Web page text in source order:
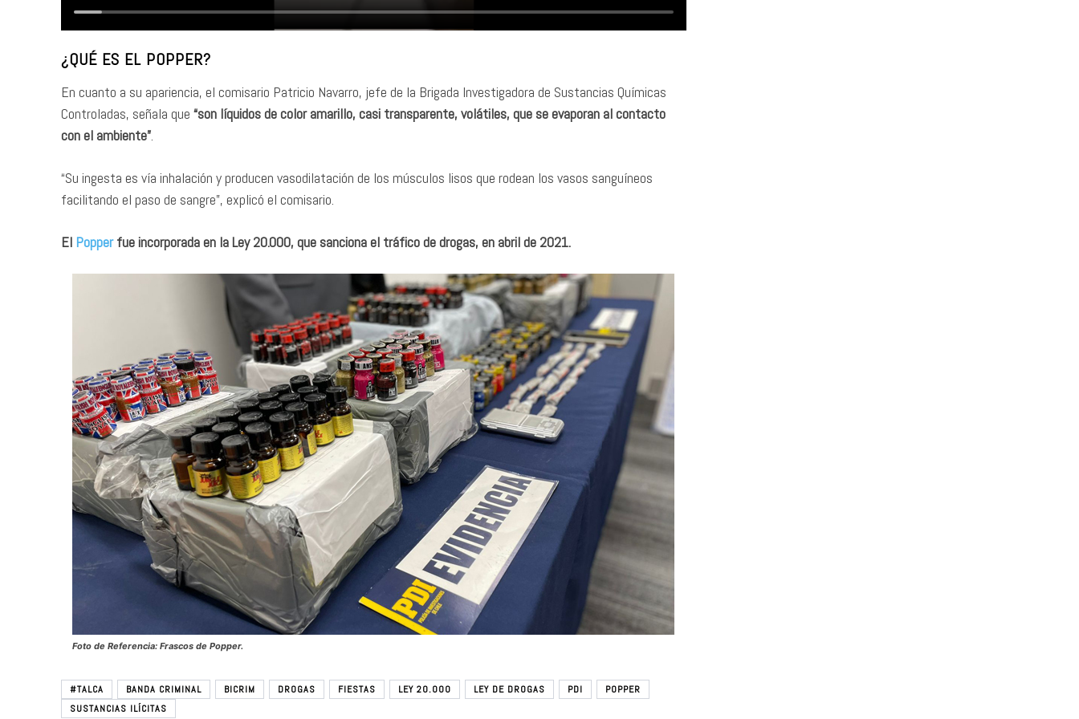
¿QUÉ ES EL POPPER?
En cuanto a su apariencia, el comisario Patricio Navarro, jefe de la Brigada Investigadora de Sustancias Químicas
Controladas, señala que “son líquidos de color amarillo, casi transparente, volátiles, que se evaporan al contacto
con el ambiente”.
“Su ingesta es vía inhalación y producen vasodilatación de los músculos lisos que rodean los vasos sanguíneos
facilitando el paso de sangre”, explicó el comisario.
El Popperfue incorporada en la Ley 20.000, que sanciona el tráfico de drogas, en abril de 2021.
Foto de Referencia: Frascos de Popper.
#TALCA BANDA CRIMINAL BICRIM DROGAS FIESTAS LEY 20.000 LEY DE DROGAS PDI
POPPER
SUSTANCIAS ILÍCITAS